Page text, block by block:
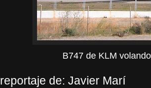
B747 de KLM
reportaje de: Javier Marí